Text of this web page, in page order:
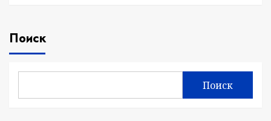
Поиск
Поиск